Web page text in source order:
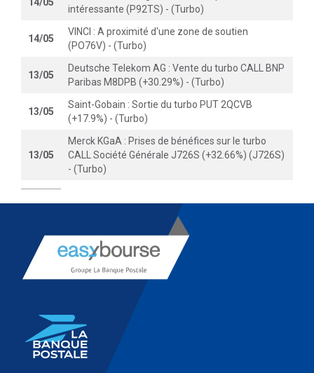
intéressante (P92TS) - (Turbo)
14/05
VINCI : A proximité d'une zone de soutien
(PO76V) - (Turbo)
13/05
Deutsche Telekom AG : Vente du turbo CALL BNP
Paribas M8DPB (+30.29%) - (Turbo)
13/05
Saint-Gobain : Sortie du turbo PUT 2QCVB
(+17.9%) - (Turbo)
13/05
Merck KGaA : Prises de bénéfices sur le turbo
CALL Société Générale J726S (+32.66%) (J726S)
- (Turbo)